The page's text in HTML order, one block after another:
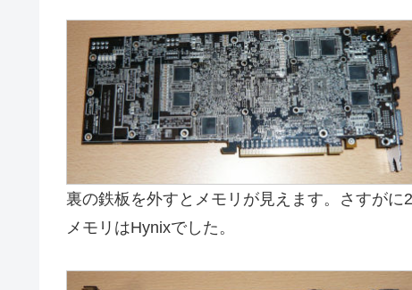
裏の鉄板を外すとメモリが見えます。さすがに
メモリはHynixでした。